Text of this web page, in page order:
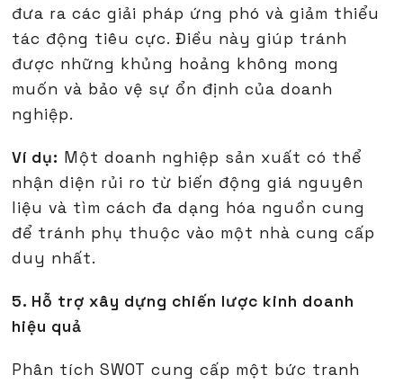
đưa ra các giải pháp ứng phó và giảm thiểu
tác động tiêu cực. Điều này giúp tránh
được những khủng hoảng không mong
muốn và bảo vệ sự ổn định của doanh
nghiệp.
Ví dụ: Một doanh nghiệp sản xuất có thể
nhận diện rủi ro từ biến động giá nguyên
liệu và tìm cách đa dạng hóa nguồn cung
để tránh phụ thuộc vào một nhà cung cấp
duy nhất.
5. Hỗ trợ xây dựng chiến lược kinh doanh
hiệu quả
Phân tích SWOT cung cấp một bức tranh